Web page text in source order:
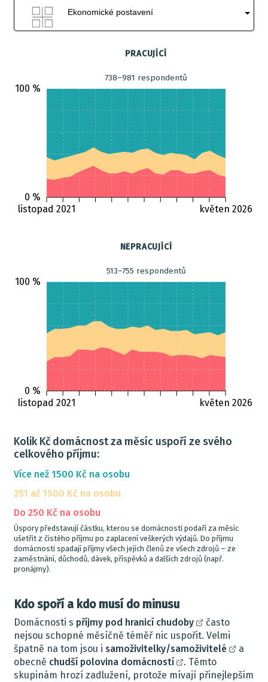
Ekonomické postavení
PRACUJÍCÍ
738–981 respondentů
0 %
100 %
listopad 2021 květen 2026
NEPRACUJÍCÍ
513–755 respondentů
0 %
100 %
listopad 2021 květen 2026
Kolik Kč domácnost za měsíc uspoří ze svého
celkového příjmu:
Více než 1500 Kč na osobu
251 až 1500 Kč na osobu
Do 250 Kč na osobu
Úspory představují částku, kterou se domácnosti podaří za měsíc
ušetřit z čistého příjmu po zaplacení veškerých výdajů. Do příjmu
domácnosti spadají příjmy všech jejích členů ze všech zdrojů – ze
zaměstnání, důchodů, dávek, příspěvků a dalších zdrojů (např.
pronájmy).
Kdo spoří a kdo musí do minusu
Domácnosti s příjmy pod hranicí chudoby
často
nejsou schopné měsíčně téměř nic uspořit. Velmi
špatně na tom jsou i samoživitelky/samoživitelé
a
obecně chudší polovina domácností
. Těmto
skupinám hrozí zadlužení, protože mívají přinejlepším